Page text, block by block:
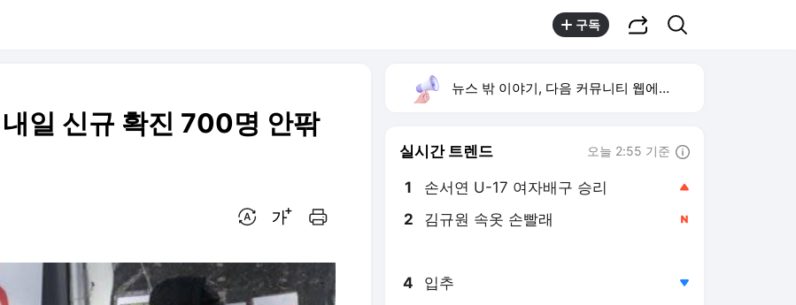
구독
일 신규 확진 700명 안팎
뉴스 밖 이야기, 다음 커뮤니티 웹에서 보기
실시간 트렌드 오늘 2:55 기준
1 손서연 U-17 여자배구 승리
2 김규원 속옷 손빨래
4 입추